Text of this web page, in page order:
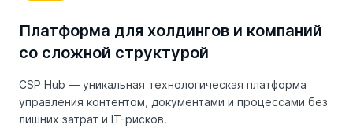
Платформа для холдингов и компаний
со сложной структурой
CSP Hub — уникальная технологическая платформа
управления контентом, документами и процессами без
лишних затрат и IT-рисков.